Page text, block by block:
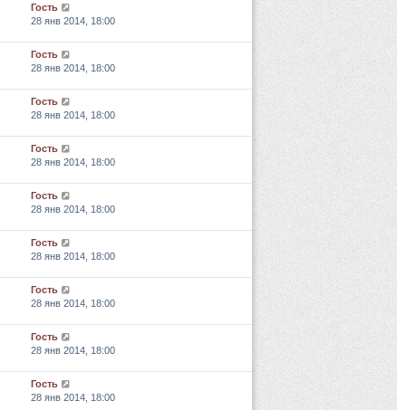
Гость
28 янв 2014, 18:00
Гость
28 янв 2014, 18:00
Гость
28 янв 2014, 18:00
Гость
28 янв 2014, 18:00
Гость
28 янв 2014, 18:00
Гость
28 янв 2014, 18:00
Гость
28 янв 2014, 18:00
Гость
28 янв 2014, 18:00
Гость
28 янв 2014, 18:00